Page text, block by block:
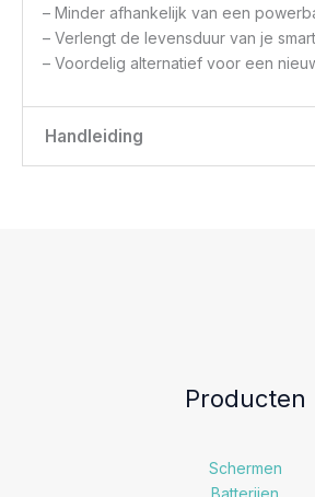
– Minder afhankelijk van een
– Verlengt de levensduur van je
– Voordelig alternatief voor een
Handleiding
Producten
Schermen
Batterijen